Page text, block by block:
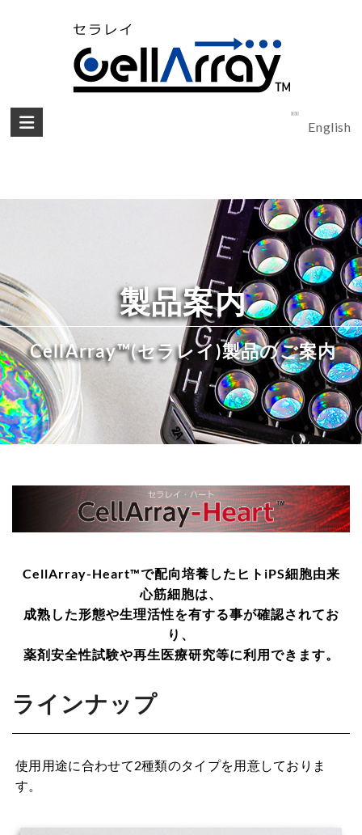
English
製品案内
CellArray™(セラレイ)製品のご案内
CellArray-Heart™で配向培養したヒトiPS細胞由来
心筋細胞は、
成熟した形態や生理活性を有する事が確認されてお
り、
薬剤安全性試験や再生医療研究等に利用できます。
ラインナップ
使用用途に合わせて2種類のタイプを用意しておりま
す。